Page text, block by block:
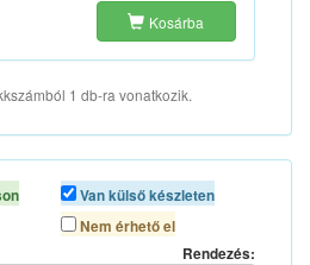
Kosárba
1 db-ra vonatkozik.
Van külső készleten
Nem érhető el
Rendezés: